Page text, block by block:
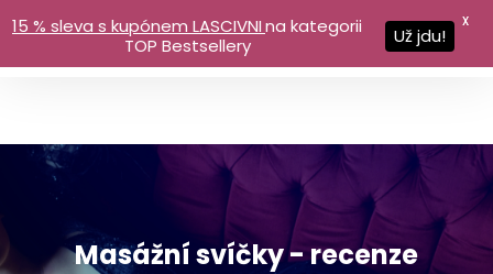
Masážní svíčky - recenze
15 % sleva s kupónem LASCIVNIna kategorii
TOP Bestsellery
Už jdu!
X